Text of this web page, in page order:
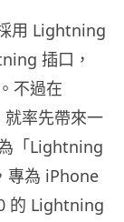
用 Lightning
插口，
不過在
率先帶來一
「Lightning
專為 iPhone
的 Lightning